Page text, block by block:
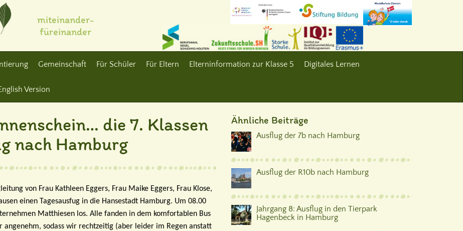
miteinander-
füreinander
Gemeinschaft Für Schüler Für Eltern Elterninformation zur Klasse 5 Digitales Lernen
Version
die 7. Klassen
nach Hamburg
von Frau Kathleen Eggers, Frau Maike Eggers, Frau Klose,
einen Tagesausfug in die Hansestadt Hamburg. Um 08.00
Matthiesen los. Alle fanden in dem komfortablen Bus
sodass wir rechtzeitig (aber leider im Regen anstatt
Ähnliche Beiträge
Ausflug der 7b nach Hamburg
Ausflug der R10b nach Hamburg
Jahrgang 8: Ausflug in den Tierpark
Hagenbeck in Hamburg